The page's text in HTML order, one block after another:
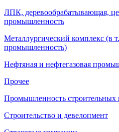
ЛПК, деревообрабатывающая,
промышленность
Металлургический комплекс (в
промышленность)
Нефтяная и нефтегазовая
Прочее
Промышленность строительных
Строительство и девелопмент